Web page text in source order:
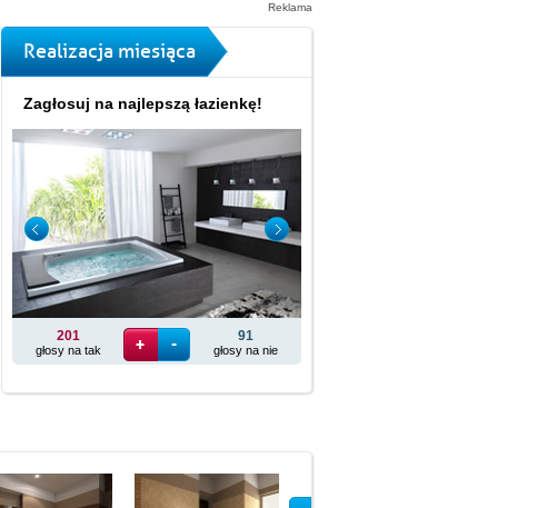
Reklama
Realizacja miesiąca
Zagłosuj na najlepszą łazienkę!
201
głosy na tak
91
głosy na nie